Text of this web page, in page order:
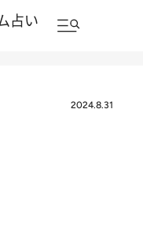
占い
2024.8.31